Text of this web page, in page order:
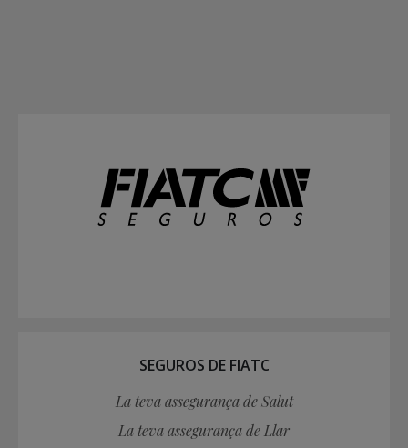
SEGUROS DE FIATC
La teva assegurança de Salut
La teva assegurança de Llar